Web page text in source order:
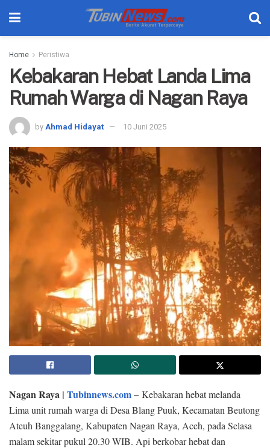
Home Peristiwa
Kebakaran Hebat Landa Lima
Rumah Warga di Nagan Raya
by Ahmad Hidayat 10 Juni 2025
Nagan Raya | Tubinnews.com– Kebakaran hebat melanda
Lima unit rumah warga di Desa Blang Puuk, Kecamatan Beutong
Ateuh Banggalang, Kabupaten Nagan Raya, Aceh, pada Selasa
malam sekitar pukul 20.30 WIB. Api berkobar hebat dan